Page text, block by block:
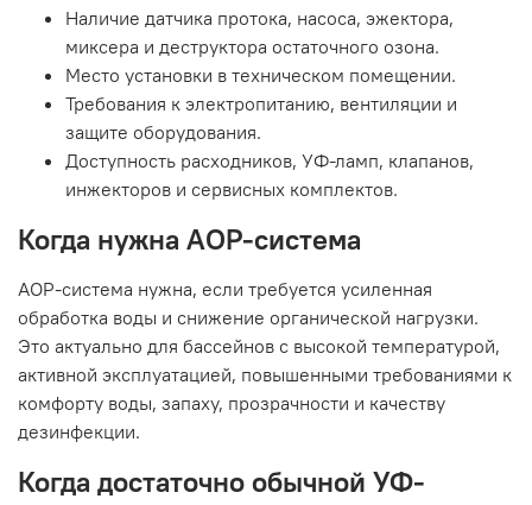
Наличие датчика протока, насоса, эжектора,
миксера и деструктора остаточного озона.
Место установки в техническом помещении.
Требования к электропитанию, вентиляции и
защите оборудования.
Доступность расходников, УФ-ламп, клапанов,
инжекторов и сервисных комплектов.
Когда нужна АОР-система
АОР-система нужна, если требуется усиленная
обработка воды и снижение органической нагрузки.
Это актуально для бассейнов с высокой температурой,
активной эксплуатацией, повышенными требованиями к
комфорту воды, запаху, прозрачности и качеству
дезинфекции.
Когда достаточно обычной УФ-